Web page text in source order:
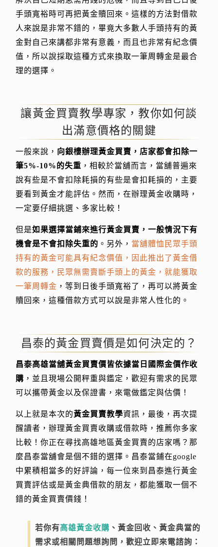
手頭寬裕時可再把黃金贖回來。這樣的方法對借款
人來說是非常不錯的，畢竟大多數人手頭持有的黃
金對自己來講都非常有意義，而且也非常有紀念價
值，所以說採取這種方式來換取一筆周轉金是最合
理的選擇。
讓黃金買賣教學專家，教你如何談
出滿意價格的關鍵
一般來說， 向銀樓辦理黃金買賣，店家都會扣除一
筆5%-10%的失重 ，相較於當舖而言，當舖普遍來
說有些是不會扣除耗損的有些是會扣耗損的，主要
要看到黃金才能評估。然而，在辦理黃金收購時，
一定要仔細挑選、多家比較！
但是如果選擇當鋪來進行黃金買賣，一般情況下有
機會是不會扣除失重的 。另外， 當舖體恤民眾手頭
持有的黃金可能具有紀念價值，因此推出了黃金借
款的服務，民眾無需賣斷手頭上的黃金，就能獲取
一筆周轉金 ，等到日後手頭寬裕了，再可以將黃金
贖回來，這種借款方式可以說是非常人性化的。
昌泰的黃金買賣價是如何決定的？
昌泰高雄當舖黃金買賣價皆依據當日國際金價作收
購 ，並且現場公開秤重與鑑定，歡迎有需求的民眾
可以攜帶黃金以及保證書，來電做鑑定與估價！
以上就是本次的黃金買賣教學資訊，最後，再次提
醒讀者，辦理黃金買賣收購或借款時，推薦你多家
比較！你正在尋找高雄地區黃金買賣的店家嗎？那
麼昌泰當舖會是個不錯的選擇。昌泰當鋪在google
中累積相當多的好評論，每一位來到昌泰進行黃金
買賣評估或是黃金典借款的朋友，都能獲取一個不
錯的黃金買賣價錢！
若你有 高雄黃金收購 、黃金回收、黃金典當的
需求或相關問題想詢問，歡迎立即來電諮詢：